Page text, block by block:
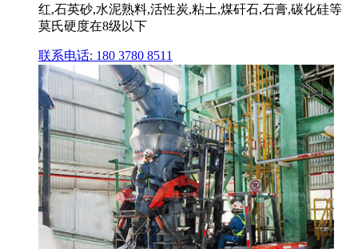
红,石英砂,水泥熟料,活性炭,粘土,煤矸石,石膏,碳化硅等
莫氏硬度在8级以下
联系电话: 180 3780 8511